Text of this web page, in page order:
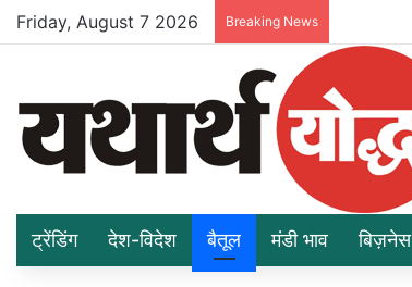
Friday, August 7 2026 Breaking News
ट्रेंडिंग देश-विदेश बैतूल मंडी भाव बिज़नेस